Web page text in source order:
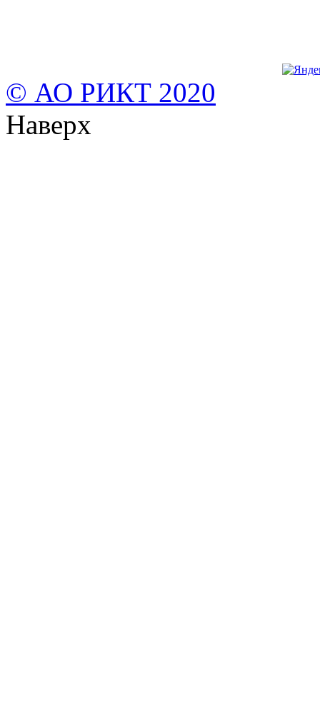
© АО РИКТ 2020
Наверх